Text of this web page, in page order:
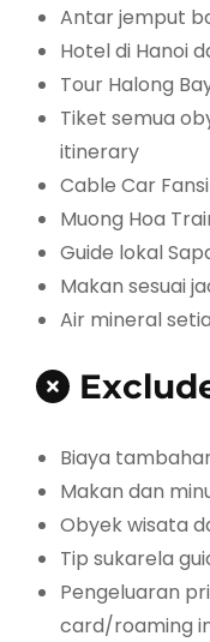
Antar jemput
Hotel di Hanoi
Tour Halong
Tiket semua
itinerary
Cable Car
Muong Hoa
Guide lokal
Makan sesuai
Air mineral
Biaya
Makan dan
Obyek wisata
Tip sukarela
Pengeluaran
card/roaming